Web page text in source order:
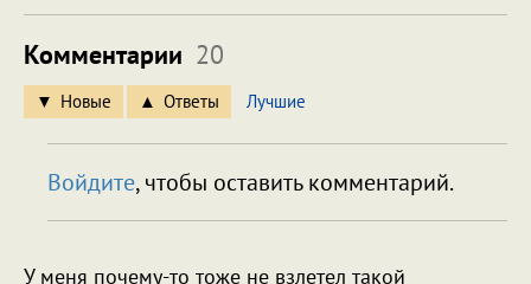
Комментарии 20
Новые Ответы Лучшие
Войдите, чтобы оставить комментарий.
У меня почему-то тоже не взлетел такой